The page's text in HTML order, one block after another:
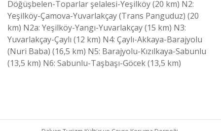
Döğüşbelen-Toparlar şelalesi-Yeşilköy (20 km) N2:
Yeşilköy-Çamova-Yuvarlakçay (Trans Panguduz) (20
km) N2a: Yeşilköy-Yangı-Yuvarlakçay (15 km) N3:
Yuvarlakçay-Çaylı (12 km) N4: Çaylı-Akkaya-Barajyolu
(Nuri Baba) (16,5 km) N5: Barajyolu-Kızılkaya-Sabunlu
(13,5 km) N6: Sabunlu-Taşbaşı-Göcek (13,5 km)